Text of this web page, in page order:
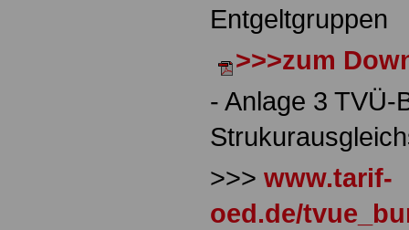
Entgeltgruppen
>>>zum
- Anlage 3 TVÜ-
>>> www.tarif-
oed.de/